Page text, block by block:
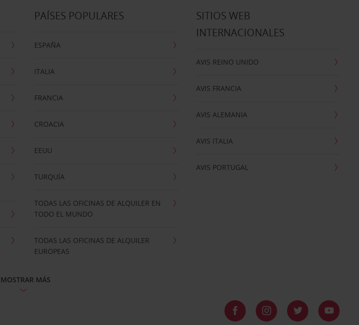
PAÍSES POPULARES
ESPAÑA
ITALIA
FRANCIA
CROACIA
EEUU
TURQUÍA
TODAS LAS OFICINAS DE ALQUILER EN
TODO EL MUNDO
TODAS LAS OFICINAS DE ALQUILER
EUROPEAS
SITIOS WEB
INTERNACIONALES
AVIS REINO UNIDO
AVIS FRANCIA
AVIS ALEMANIA
AVIS ITALIA
AVIS PORTUGAL
MOSTRAR MÁS